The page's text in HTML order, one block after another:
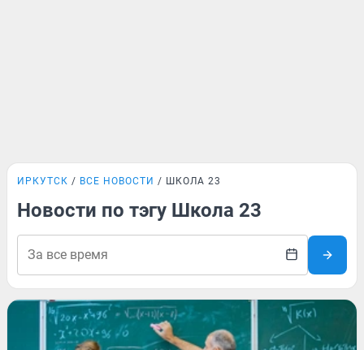
ИРКУТСК ВСЕ НОВОСТИ ШКОЛА 23
Новости по тэгу Школа 23